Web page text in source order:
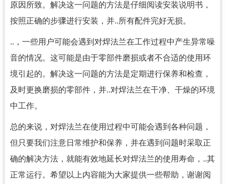
原因所致。解决这一问题的方法是仔细阅读安装说明书，
按照正确的步骤进行安装，并..所有配件完好无损。
..，一些用户可能会遇到对焊法兰在工作过程中产生异常噪
音的情况。这可能是由于零部件磨损或者不合适的使用环
境引起的。解决这一问题的方法是定期进行保养和检查，
及时更换磨损的零部件，并..对焊法兰在干净、干燥的环境
中工作。
总的来说，对焊法兰在使用过程中可能会遇到各种问题，
但只要我们注意日常维护和保养，并在遇到问题时采取正
确的解决方法，就能有效地延长对焊法兰的使用寿命，..其
正常运行。希望以上内容能为大家提供一些帮助，谢谢阅